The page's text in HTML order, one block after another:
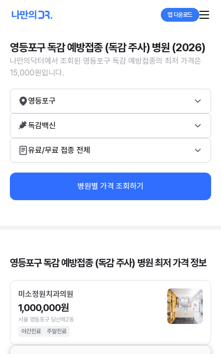
앱 다운로드
영등포구 독감 예방접종 (독감 주사) 병원 (2026)
나만의닥터에서 조회된 영등포구 독감 예방접종의 최저 가격은
15,000원입니다.
영등포구
독감백신
유료/무료 접종 전체
병원별 가격 조회하기
영등포구 독감 예방접종 (독감 주사) 병원 최저 가격 정보
미소정원치과의원
1,000,000원
서울 영등포구 당산제2동
야간진료
주말진료